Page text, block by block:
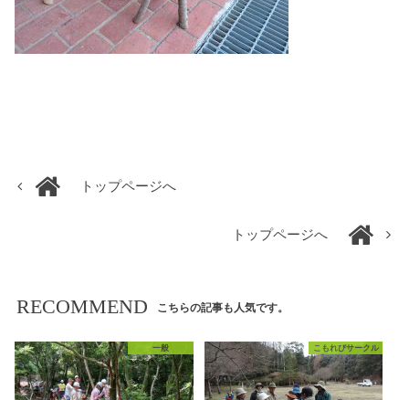
トップページへ
トップページへ
RECOMMEND こちらの記事も人気です。
一般 こもれびサークル